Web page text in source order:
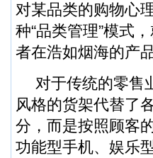
对某品类的购物心
种“品类管理”模式
者在浩如烟海的产
对于传统的零售
风格的货架代替了
分，而是按照顾客
功能型手机、娱乐